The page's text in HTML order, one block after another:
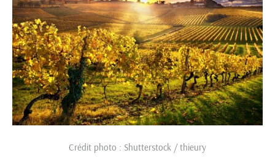
Crédit photo : Shutterstock / thieury